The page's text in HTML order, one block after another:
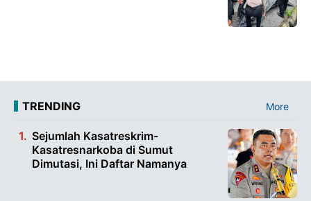
TRENDING More
Sejumlah Kasatreskrim-
Kasatresnarkoba di Sumut
Dimutasi, Ini Daftar Namanya